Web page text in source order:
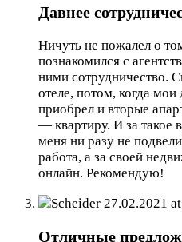
Давнее
Ничуть не пожалел о
познакомился с
ними сотрудничество.
отеле, потом, когда
приобрел и вторые
— квартиру. И за такое
меня ни разу не
работа, а за своей
онлайн. Рекомендую!
Scheider 27.02.2021
Отличные